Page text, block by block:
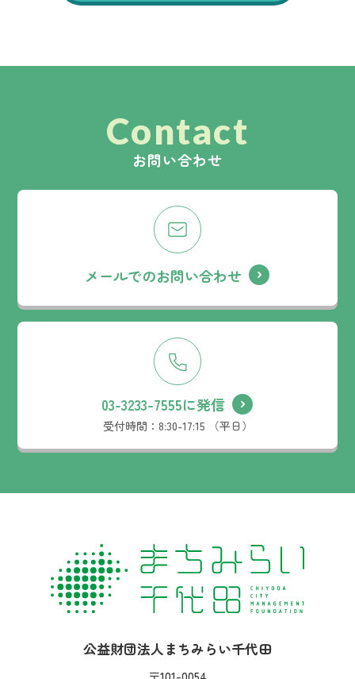
Contact
お問い合わせ
メールでのお問い合わせ
03-3233-7555に発信
受付時間： 8:30-17:15 （平日）
社名：
公益財団法人まちみらい千代田
住所：